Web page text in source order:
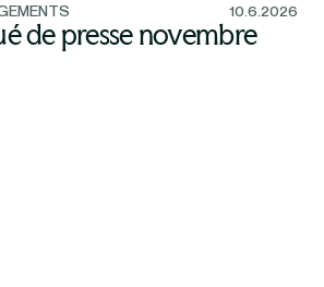
10.6.2026
de presse novembre